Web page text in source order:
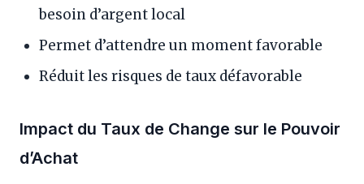
besoin d’argent local
Permet d’attendre un moment favorable
Réduit les risques de taux défavorable
Impact du Taux de Change sur le Pouvoir
d’Achat